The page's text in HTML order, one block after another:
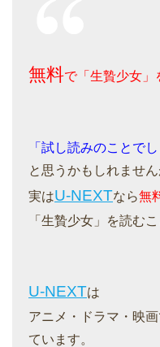
無料で「生贄少女」
「試し読みのことでし
と思うかもしれませ
実はU-NEXTなら無
「生贄少女」を読む
U-NEXTは
アニメ・ドラマ・映
ています。